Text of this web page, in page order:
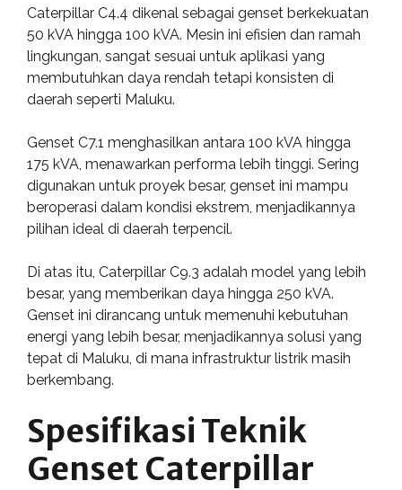
Caterpillar C4.4 dikenal sebagai genset berkekuatan
50 kVA hingga 100 kVA. Mesin ini efisien dan ramah
lingkungan, sangat sesuai untuk aplikasi yang
membutuhkan daya rendah tetapi konsisten di
daerah seperti Maluku.
Genset C7.1 menghasilkan antara 100 kVA hingga
175 kVA, menawarkan performa lebih tinggi. Sering
digunakan untuk proyek besar, genset ini mampu
beroperasi dalam kondisi ekstrem, menjadikannya
pilihan ideal di daerah terpencil.
Di atas itu, Caterpillar C9.3 adalah model yang lebih
besar, yang memberikan daya hingga 250 kVA.
Genset ini dirancang untuk memenuhi kebutuhan
energi yang lebih besar, menjadikannya solusi yang
tepat di Maluku, di mana infrastruktur listrik masih
berkembang.
Spesifikasi Teknik
Genset Caterpillar